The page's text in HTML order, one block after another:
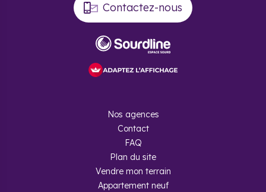
Contactez-nous
Nos agences
Contact
FAQ
Plan du site
Vendre mon terrain
Appartement neuf